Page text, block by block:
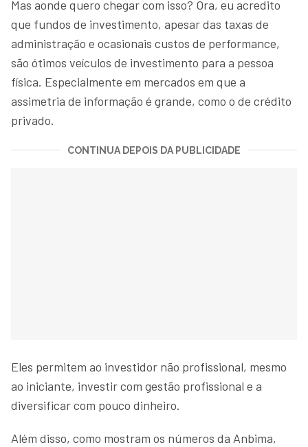
Mas aonde quero chegar com isso? Ora, eu acredito
que fundos de investimento, apesar das taxas de
administração e ocasionais custos de performance,
são ótimos veículos de investimento para a pessoa
física. Especialmente em mercados em que a
assimetria de informação é grande, como o de crédito
privado.
CONTINUA DEPOIS DA PUBLICIDADE
Eles permitem ao investidor não profissional, mesmo
ao iniciante, investir com gestão profissional e a
diversificar com pouco dinheiro.
Além disso, como mostram os números da Anbima,